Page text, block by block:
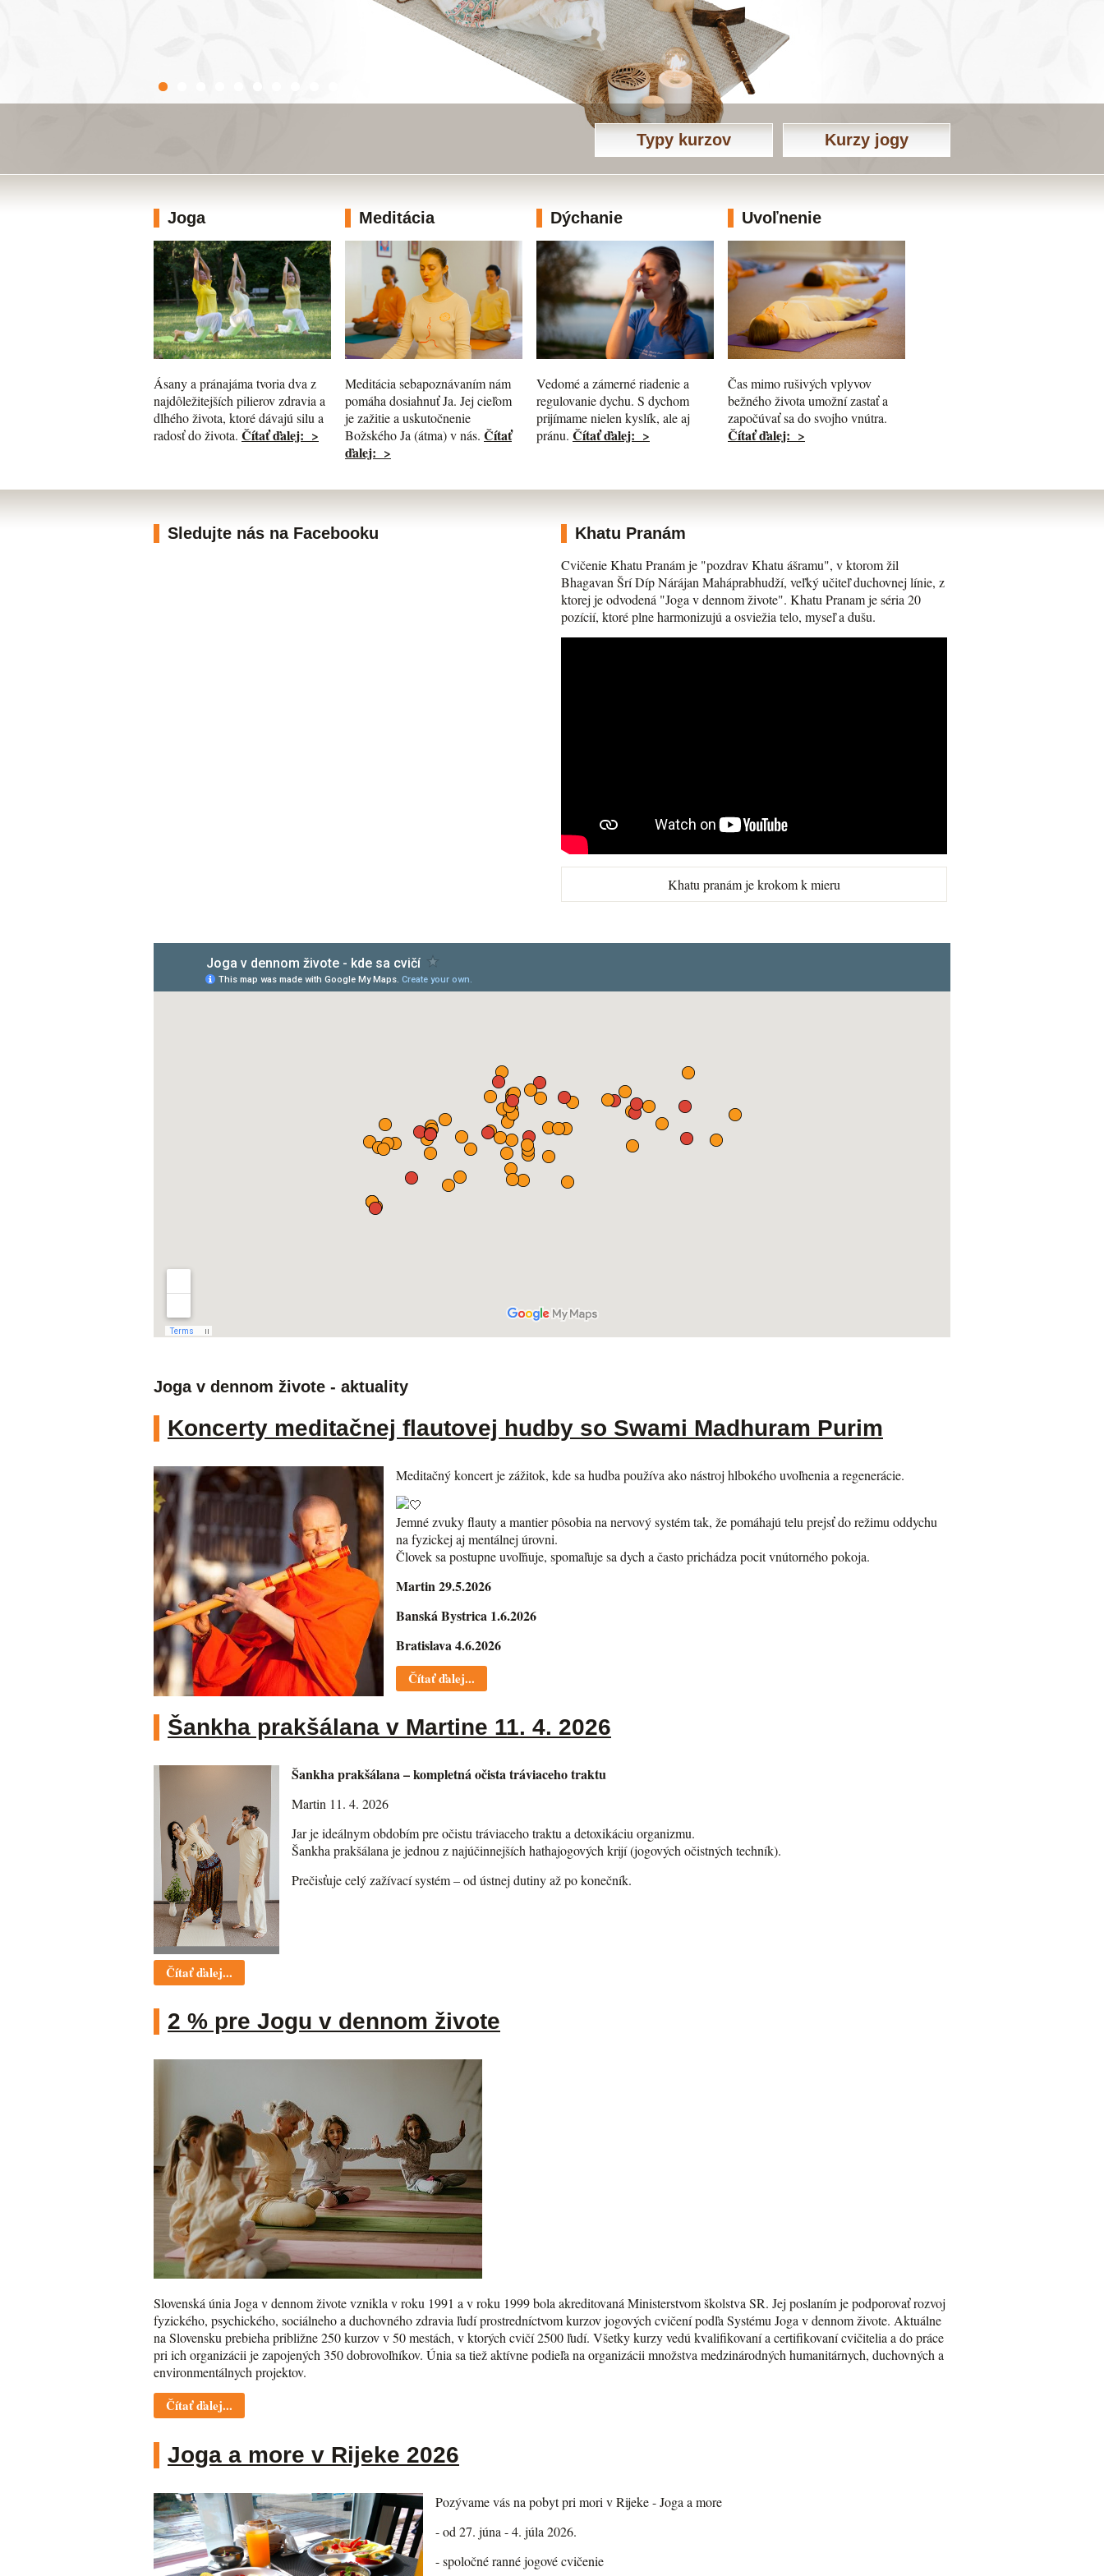
Typy kurzov Kurzy jogy
Joga
Ásany a pránajáma tvoria dva z
najdôležitejších pilierov zdravia a
dlhého života, ktoré dávajú silu a
radosť do života. Čítať ďalej: >
Meditácia
Meditácia sebapoznávaním nám
pomáha dosiahnuť Ja. Jej cieľom
je zažitie a uskutočnenie
Božského Ja (átma) v nás. Čítať
ďalej: >
Dýchanie
Vedomé a zámerné riadenie a
regulovanie dychu. S dychom
prijímame nielen kyslík, ale aj
pránu. Čítať ďalej: >
Uvoľnenie
Čas mimo rušivých vplyvov
bežného života umožní zastať a
započúvať sa do svojho vnútra.
Čítať ďalej: >
Sledujte nás na Facebooku Khatu Pranám
Cvičenie Khatu Pranám je "pozdrav Khatu ášramu", v ktorom žil
Bhagavan Šrí Díp Nárájan Maháprabhudží, veľký učiteľ duchovnej línie, z
ktorej je odvodená "Joga v dennom živote". Khatu Pranam je séria 20
pozícií, ktoré plne harmonizujú a osviežia telo, myseľ a dušu.
Khatu pranám je krokom k mieru
Joga v dennom živote - aktuality
Koncerty meditačnej flautovej hudby so Swami Madhuram Purim
Meditačný koncert je zážitok, kde sa hudba používa ako nástroj hlbokého uvoľnenia a regenerácie.
Jemné zvuky flauty a mantier pôsobia na nervový systém tak, že pomáhajú telu prejsť do režimu oddychu
na fyzickej aj mentálnej úrovni.
Človek sa postupne uvoľňuje, spomaľuje sa dych a často prichádza pocit vnútorného pokoja.
Martin 29.5.2026
Banská Bystrica 1.6.2026
Bratislava 4.6.2026
Čítať ďalej...
Šankha prakšálana v Martine 11. 4. 2026
Šankha prakšálana – kompletná očista tráviaceho traktu
Martin 11. 4. 2026
Jar je ideálnym obdobím pre očistu tráviaceho traktu a detoxikáciu organizmu.
Šankha prakšálana je jednou z najúčinnejších hathajogových krijí (jogových očistných techník).
Prečisťuje celý zažívací systém – od ústnej dutiny až po konečník.
Čítať ďalej...
2 % pre Jogu v dennom živote
Slovenská únia Joga v dennom živote vznikla v roku 1991 a v roku 1999 bola akreditovaná Ministerstvom školstva SR. Jej poslaním je podporovať rozvoj
fyzického, psychického, sociálneho a duchovného zdravia ľudí prostredníctvom kurzov jogových cvičení podľa Systému Joga v dennom živote. Aktuálne
na Slovensku prebieha približne 250 kurzov v 50 mestách, v ktorých cvičí 2500 ľudí. Všetky kurzy vedú kvalifikovaní a certifikovaní cvičitelia a do práce
pri ich organizácii je zapojených 350 dobrovoľníkov. Únia sa tiež aktívne podieľa na organizácii množstva medzinárodných humanitárnych, duchovných a
environmentálnych projektov.
Čítať ďalej...
Joga a more v Rijeke 2026
Pozývame vás na pobyt pri mori v Rijeke - Joga a more
- od 27. júna - 4. júla 2026.
- spoločné ranné jogové cvičenie